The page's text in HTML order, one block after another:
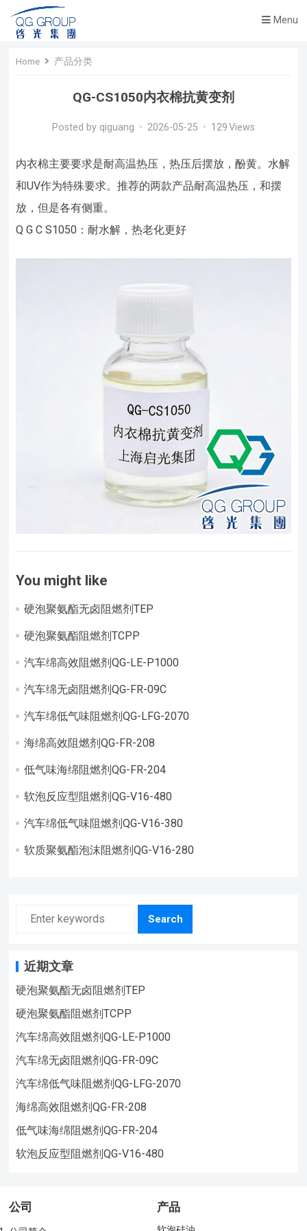
Menu
Home 产品分类
QG-CS1050内衣棉抗黄变剂
Posted by qiguang • 2026-05-25 • 129Views
内衣棉主要要求是耐高温热压，热压后摆放，酚黄。水解
和UV作为特殊要求。推荐的两款产品耐高温热压，和摆
放，但是各有侧重。
Q G C S1050：耐水解，热老化更好
You might like
硬泡聚氨酯无卤阻燃剂TEP
硬泡聚氨酯阻燃剂TCPP
汽车绵高效阻燃剂QG-LE-P1000
汽车绵无卤阻燃剂QG-FR-09C
汽车绵低气味阻燃剂QG-LFG-2070
海绵高效阻燃剂QG-FR-208
低气味海绵阻燃剂QG-FR-204
软泡反应型阻燃剂QG-V16-480
汽车绵低气味阻燃剂QG-V16-380
软质聚氨酯泡沫阻燃剂QG-V16-280
Search
近期文章
硬泡聚氨酯无卤阻燃剂TEP
硬泡聚氨酯阻燃剂TCPP
汽车绵高效阻燃剂QG-LE-P1000
汽车绵无卤阻燃剂QG-FR-09C
汽车绵低气味阻燃剂QG-LFG-2070
海绵高效阻燃剂QG-FR-208
低气味海绵阻燃剂QG-FR-204
软泡反应型阻燃剂QG-V16-480
公司 产品